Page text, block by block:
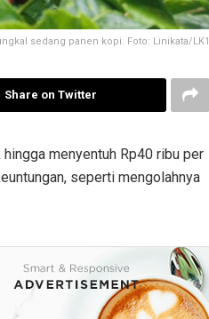
sedang panen kopi. Foto: Linikata/LK1
Share on Twitter
menyentuh Rp40 ribu per
seperti mengolahnya